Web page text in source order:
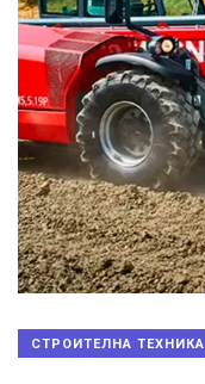
СТРОИТЕЛНА ТЕХНИКА